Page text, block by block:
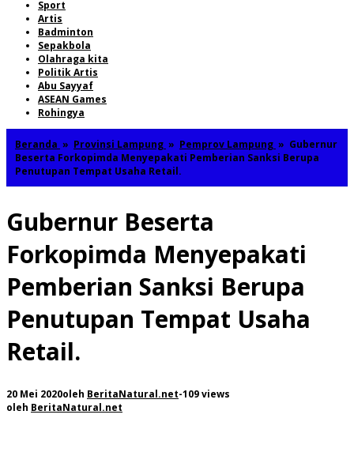
Sport
Artis
Badminton
Sepakbola
Olahraga kita
Politik Artis
Abu Sayyaf
ASEAN Games
Rohingya
Beranda » Provinsi Lampung » Pemprov Lampung » Gubernur
Beserta Forkopimda Menyepakati Pemberian Sanksi Berupa
Penutupan Tempat Usaha Retail.
Gubernur Beserta
Forkopimda Menyepakati
Pemberian Sanksi Berupa
Penutupan Tempat Usaha
Retail.
20 Mei 2020oleh BeritaNatural.net-109 views
oleh BeritaNatural.net